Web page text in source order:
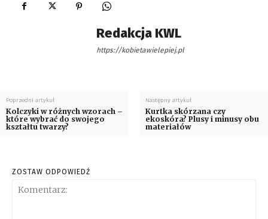
Redakcja KWL
https://kobietawielepiej.pl
Poprzedni artykuł
Kolczyki w różnych wzorach –
które wybrać do swojego
kształtu twarzy?
Następny artykuł
Kurtka skórzana czy
ekoskóra? Plusy i minusy obu
materiałów
ZOSTAW ODPOWIEDŹ